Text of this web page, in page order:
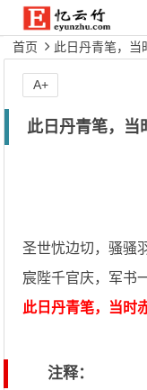
首页 此日丹青笔，当
此日丹青笔，当
圣世忧边切，骚骚
宸陛千官庆，军书
此日丹青笔，当时
注释：
A+